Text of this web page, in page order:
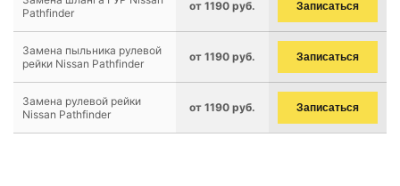
Pathfinder
от 1190 руб. Записаться
Замена пыльника рулевой
рейки Nissan Pathfinder
от 1190 руб. Записаться
Замена рулевой рейки
Nissan Pathfinder
от 1190 руб. Записаться